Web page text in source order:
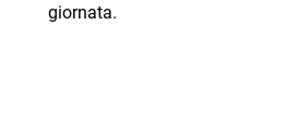
giornata.